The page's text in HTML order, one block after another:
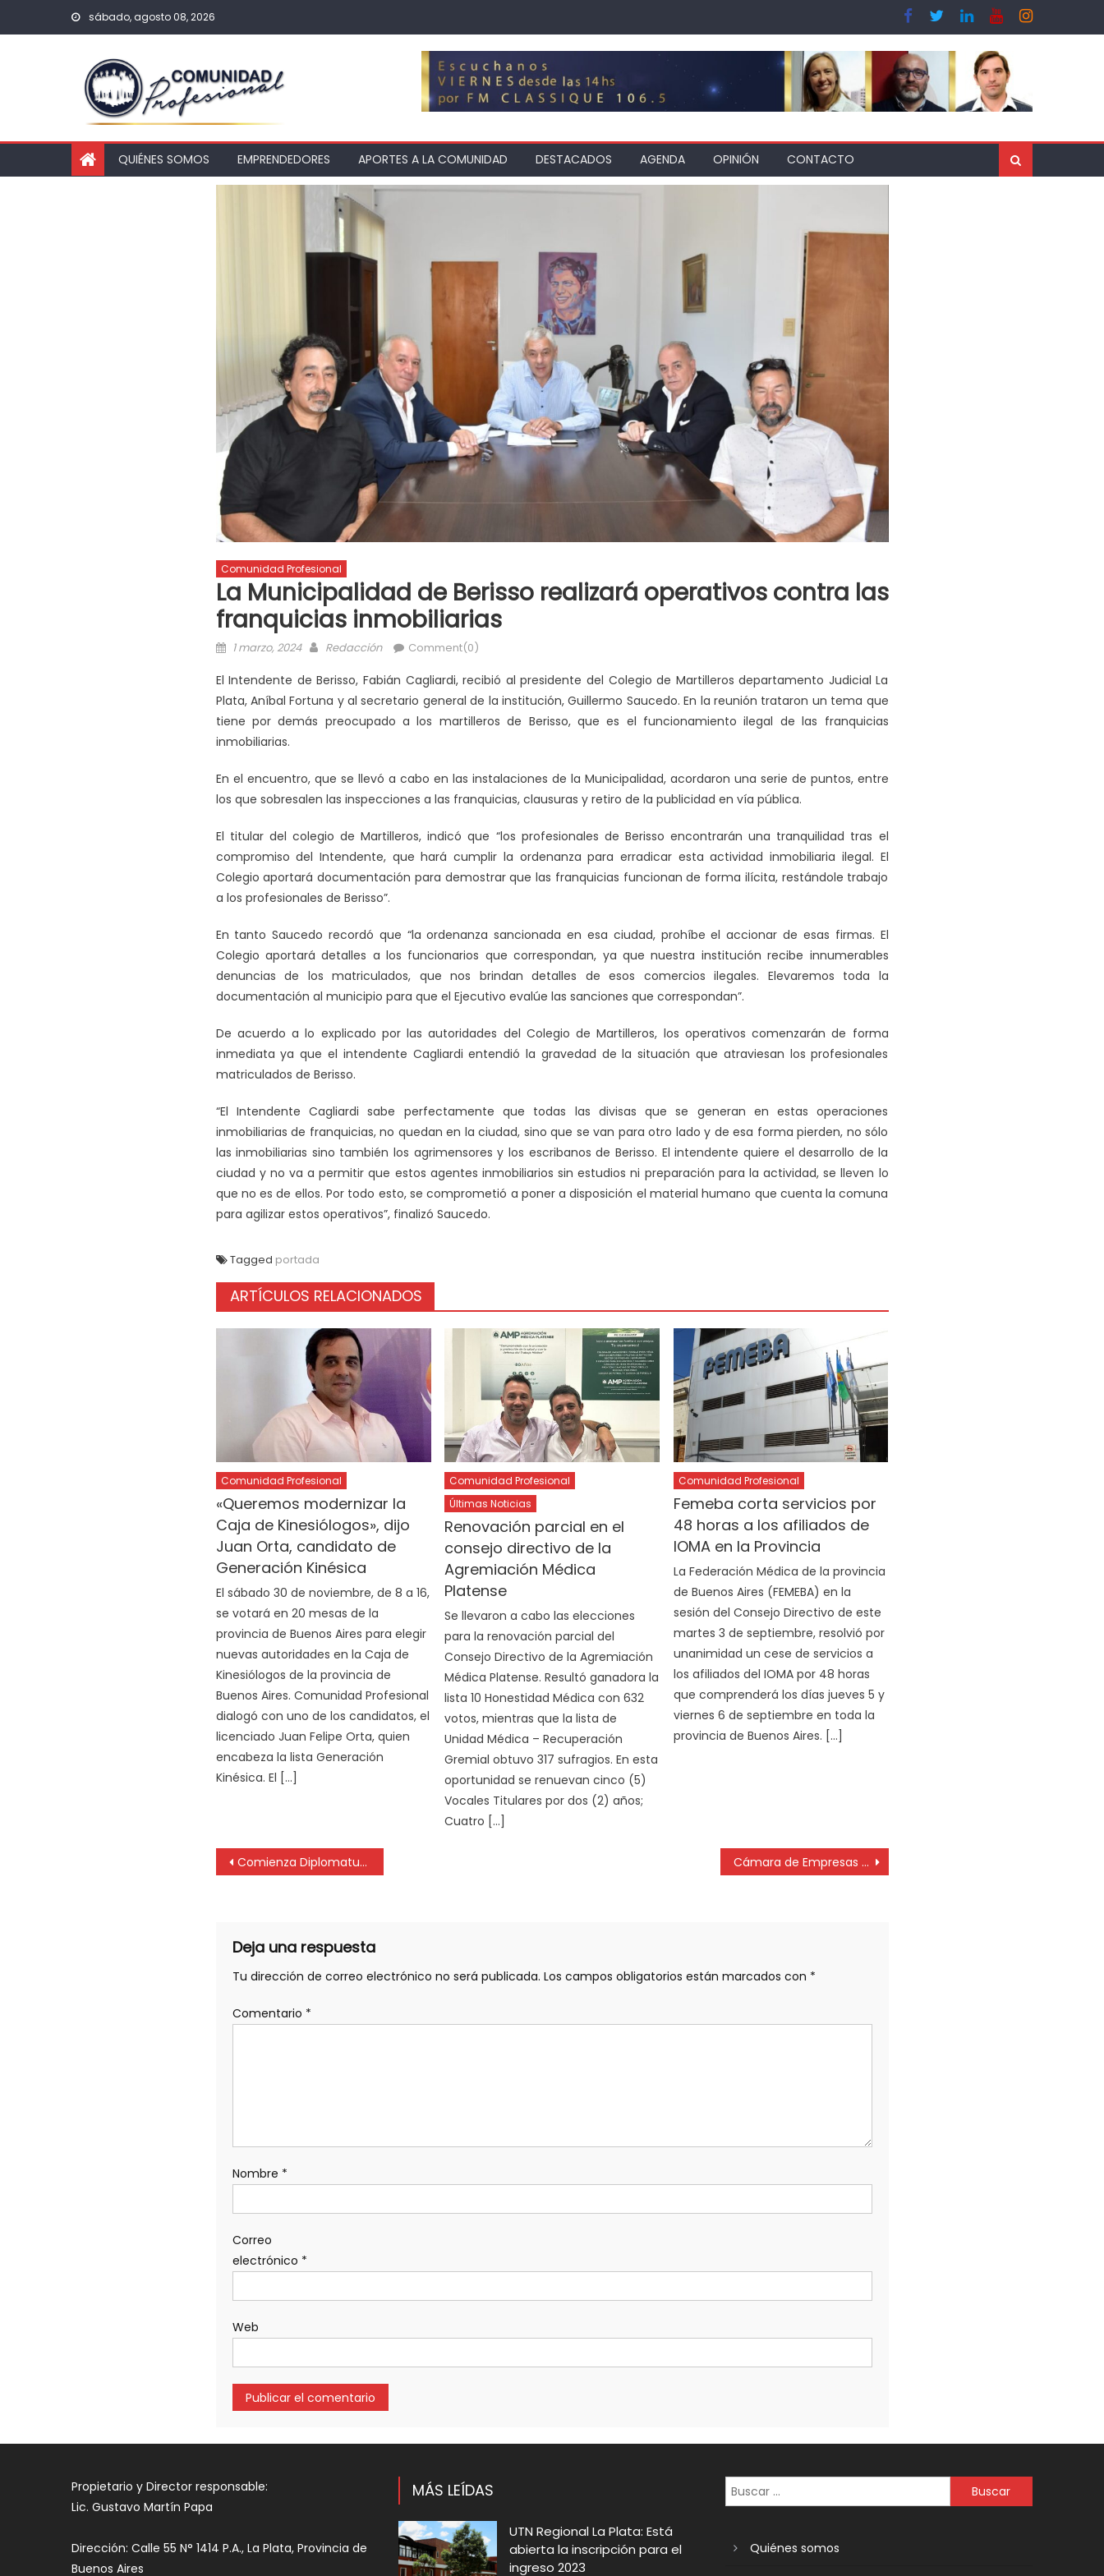
sábado, agosto 08, 2026
QUIÉNES SOMOS EMPRENDEDORES APORTES A LA COMUNIDAD DESTACADOS AGENDA OPINIÓN CONTACTO
Comunidad Profesional
La Municipalidad de Berisso realizará operativos contra las
franquicias inmobiliarias
1 marzo, 2024 Redacción Comment(0)
El Intendente de Berisso, Fabián Cagliardi, recibió al presidente del Colegio de Martilleros departamento Judicial La
Plata, Aníbal Fortuna y al secretario general de la institución, Guillermo Saucedo. En la reunión trataron un tema que
tiene por demás preocupado a los martilleros de Berisso, que es el funcionamiento ilegal de las franquicias
inmobiliarias.
En el encuentro, que se llevó a cabo en las instalaciones de la Municipalidad, acordaron una serie de puntos, entre
los que sobresalen las inspecciones a las franquicias, clausuras y retiro de la publicidad en vía pública.
El titular del colegio de Martilleros, indicó que “los profesionales de Berisso encontrarán una tranquilidad tras el
compromiso del Intendente, que hará cumplir la ordenanza para erradicar esta actividad inmobiliaria ilegal. El
Colegio aportará documentación para demostrar que las franquicias funcionan de forma ilícita, restándole trabajo
a los profesionales de Berisso”.
En tanto Saucedo recordó que “la ordenanza sancionada en esa ciudad, prohíbe el accionar de esas firmas. El
Colegio aportará detalles a los funcionarios que correspondan, ya que nuestra institución recibe innumerables
denuncias de los matriculados, que nos brindan detalles de esos comercios ilegales. Elevaremos toda la
documentación al municipio para que el Ejecutivo evalúe las sanciones que correspondan”.
De acuerdo a lo explicado por las autoridades del Colegio de Martilleros, los operativos comenzarán de forma
inmediata ya que el intendente Cagliardi entendió la gravedad de la situación que atraviesan los profesionales
matriculados de Berisso.
“El Intendente Cagliardi sabe perfectamente que todas las divisas que se generan en estas operaciones
inmobiliarias de franquicias, no quedan en la ciudad, sino que se van para otro lado y de esa forma pierden, no sólo
las inmobiliarias sino también los agrimensores y los escribanos de Berisso. El intendente quiere el desarrollo de la
ciudad y no va a permitir que estos agentes inmobiliarios sin estudios ni preparación para la actividad, se lleven lo
que no es de ellos. Por todo esto, se comprometió a poner a disposición el material humano que cuenta la comuna
para agilizar estos operativos”, finalizó Saucedo.
Tagged portada
ARTÍCULOS RELACIONADOS
Comunidad Profesional
«Queremos modernizar la
Caja de Kinesiólogos», dijo
Juan Orta, candidato de
Generación Kinésica
El sábado 30 de noviembre, de 8 a 16,
se votará en 20 mesas de la
provincia de Buenos Aires para elegir
nuevas autoridades en la Caja de
Kinesiólogos de la provincia de
Buenos Aires. Comunidad Profesional
dialogó con uno de los candidatos, el
licenciado Juan Felipe Orta, quien
encabeza la lista Generación
Kinésica. El […]
Comunidad Profesional
Últimas Noticias
Renovación parcial en el
consejo directivo de la
Agremiación Médica
Platense
Se llevaron a cabo las elecciones
para la renovación parcial del
Consejo Directivo de la Agremiación
Médica Platense. Resultó ganadora la
lista 10 Honestidad Médica con 632
votos, mientras que la lista de
Unidad Médica – Recuperación
Gremial obtuvo 317 sufragios. En esta
oportunidad se renuevan cinco (5)
Vocales Titulares por dos (2) años;
Cuatro […]
Comunidad Profesional
Femeba corta servicios por
48 horas a los afiliados de
IOMA en la Provincia
La Federación Médica de la provincia
de Buenos Aires (FEMEBA) en la
sesión del Consejo Directivo de este
martes 3 de septiembre, resolvió por
unanimidad un cese de servicios a
los afiliados del IOMA por 48 horas
que comprenderá los días jueves 5 y
viernes 6 de septiembre en toda la
provincia de Buenos Aires. […]
Comienza Diplomatura en Seguridad Contra Incendios y Explosiones Cámara de Empresas de Ascensores apuesta por la capacitación constante
Deja una respuesta
Tu dirección de correo electrónico no será publicada. Los campos obligatorios están marcados con *
Comentario *
Nombre *
Correo
electrónico *
Web
Propietario y Director responsable:
Lic. Gustavo Martín Papa
Dirección: Calle 55 N° 1414 P.A., La Plata, Provincia de
Buenos Aires
MÁS LEÍDAS
UTN Regional La Plata: Está
abierta la inscripción para el
ingreso 2023
Quiénes somos